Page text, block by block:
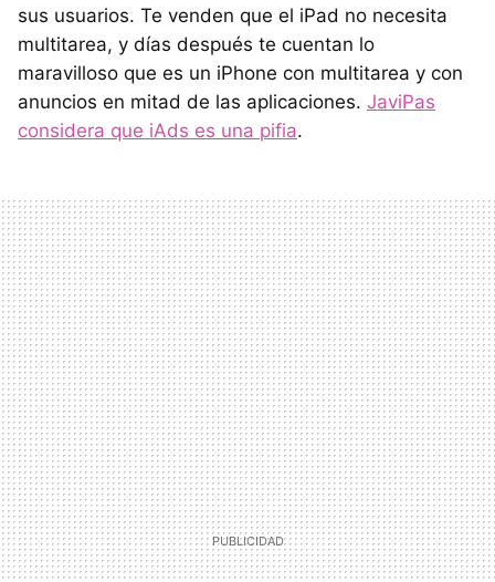
sus usuarios. Te venden que el iPad no necesita
multitarea, y días después te cuentan lo
maravilloso que es un iPhone con multitarea y con
anuncios en mitad de las aplicaciones. JaviPas
considera que iAds es una pifia.